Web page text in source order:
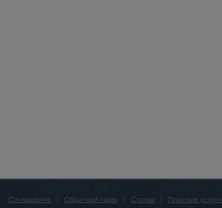
Соглашение | Обратная связь | Статьи | Платные услуги